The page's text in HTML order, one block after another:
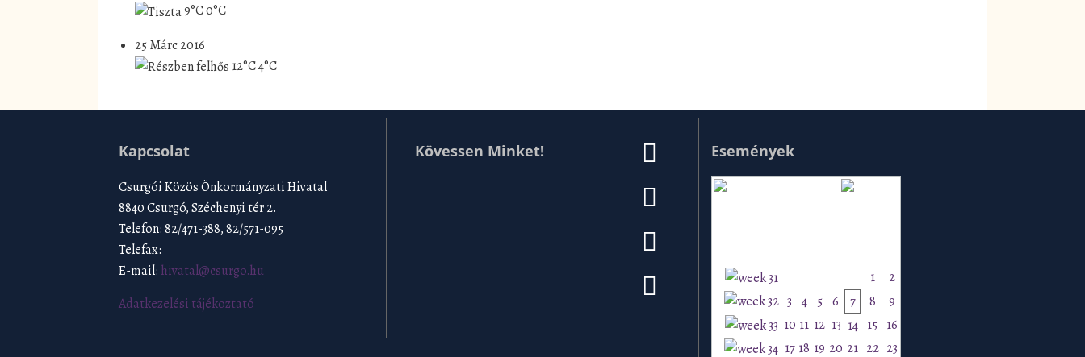
9°C0°C
25 Márc 2016
12°C4°C
Kapcsolat
Csurgói Közös Önkormányzati Hivatal
8840 Csurgó, Széchenyi tér 2.
Telefon: 82/471-388, 82/571-095
Telefax:
E-mail: hivatal@csurgo.hu
Adatkezelési tájékoztató
Kövessen Minket! Események
1
2
3 4 5 6 7 8
9
10 11 12 13 14 15 16
17 18 19 20 21 22 23